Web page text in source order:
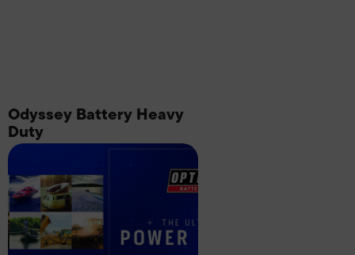
Odyssey Battery Heavy
Duty